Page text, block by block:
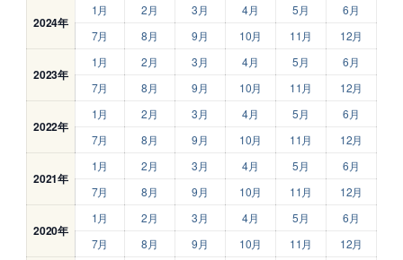
2024年
1月 2月 3月 4月 5月
6月
7月
8月 9月 10月 11月 12月
2023年
1月 2月 3月 4月 5月
6月
7月
8月 9月 10月 11月 12月
2022年
1月 2月 3月 4月 5月
6月
7月
8月 9月 10月 11月 12月
2021年
1月 2月 3月 4月 5月
6月
7月
8月 9月 10月 11月 12月
2020年
1月 2月 3月 4月 5月
6月
7月
8月 9月 10月 11月 12月